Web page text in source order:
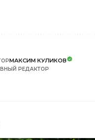
МАКСИМ КУЛИКОВ
РЕДАКТОР